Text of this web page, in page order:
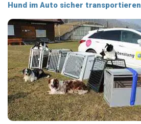
Hund im Auto sicher transportieren